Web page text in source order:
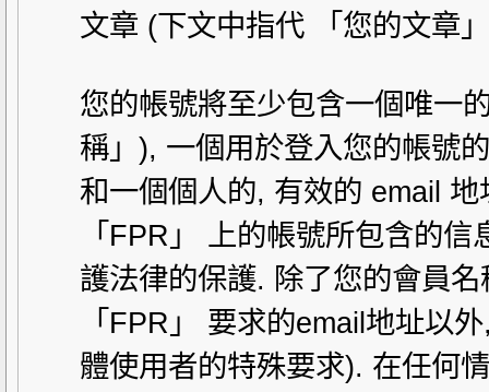
文章 (下文中指代 「您的文章
您的帳號將至少包含一個唯一
稱」), 一個用於登入您的帳號
和一個個人的, 有效的 email
「FPR」 上的帳號所包含的
護法律的保護. 除了您的會員
「FPR」 要求的email地址以
體使用者的特殊要求). 在任何